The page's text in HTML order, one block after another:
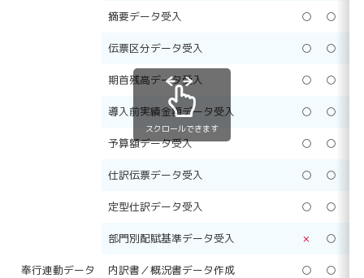
摘要データ受入 ○ ○
伝票区分データ受入 ○ ○
期首残高データ受入 ○ ○
導入前実績金額データ受入 ○ ○
予算額データ受入 ○ ○
仕訳伝票データ受入 ○ ○
定型仕訳データ受入 ○ ○
部門別配賦基準データ受入 × ○
奉行連動データ
内訳書／概況書データ作成 ○ ○
スクロールできます